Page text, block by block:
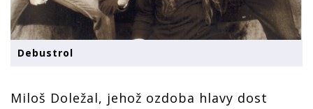
Debustrol
Miloš Doležal, jehož ozdoba hlavy dost